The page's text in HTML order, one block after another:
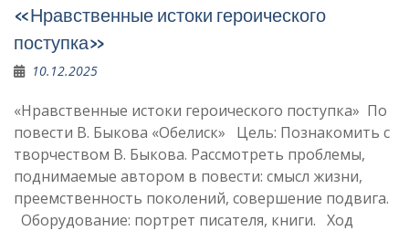
«Нравственные истоки героического
поступка»
10.12.2025
«Нравственные истоки героического поступка» По
повести В. Быкова «Обелиск» Цель: Познакомить с
творчеством В. Быкова. Рассмотреть проблемы,
поднимаемые ав­тором в повести: смысл жизни,
преем­ственность поколений, совершение под­вига.
Оборудование: портрет писателя, книги. Ход